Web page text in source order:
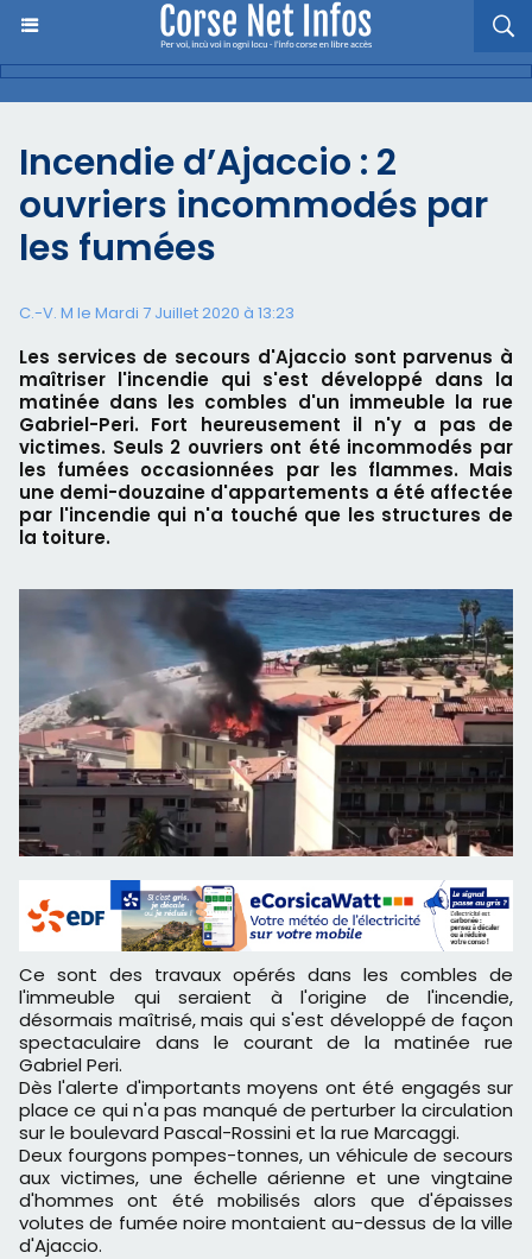
Incendie d’Ajaccio : 2
ouvriers incommodés par
les fumées
C.-V. M le Mardi 7 Juillet 2020 à 13:23
Les services de secours d'Ajaccio sont parvenus à
maîtriser l'incendie qui s'est développé dans la
matinée dans les combles d'un immeuble la rue
Gabriel-Peri. Fort heureusement il n'y a pas de
victimes. Seuls 2 ouvriers ont été incommodés par
les fumées occasionnées par les flammes. Mais
une demi-douzaine d'appartements a été affectée
par l'incendie qui n'a touché que les structures de
la toiture.
Ce sont des travaux opérés dans les combles de
l'immeuble qui seraient à l'origine de l'incendie,
désormais maîtrisé, mais qui s'est développé de façon
spectaculaire dans le courant de la matinée rue
Gabriel Peri.
Dès l'alerte d'importants moyens ont été engagés sur
place ce qui n'a pas manqué de perturber la circulation
sur le boulevard Pascal-Rossini et la rue Marcaggi.
Deux fourgons pompes-tonnes, un véhicule de secours
aux victimes, une échelle aérienne et une vingtaine
d'hommes ont été mobilisés alors que d'épaisses
volutes de fumée noire montaient au-dessus de la ville
d'Ajaccio.